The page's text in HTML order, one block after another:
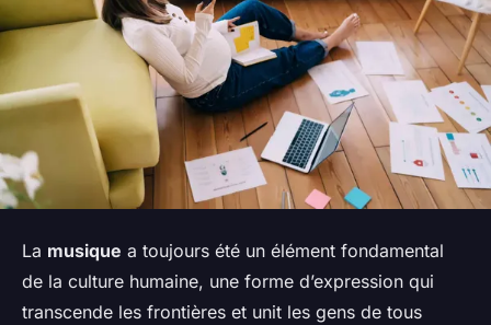
La musique a toujours été un élément fondamental
de la culture humaine, une forme d’expression qui
transcende les frontières et unit les gens de tous